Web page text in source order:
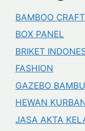
BAMBOO CRAFT
BOX PANEL
BRIKET
FASHION
GAZEBO BAMBU
HEWAN
JASA AKTA